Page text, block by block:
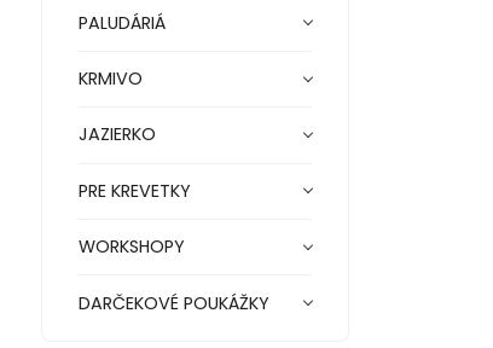
PALUDÁRIÁ
KRMIVO
JAZIERKO
PRE KREVETKY
WORKSHOPY
DARČEKOVÉ POUKÁŽKY